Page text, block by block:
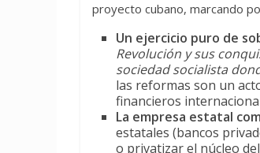
proyecto cubano, marcando
Un ejercicio puro de
Revolución y sus
sociedad socialista
las reformas son un
financieros
La empresa estatal
estatales (bancos
o privatizar el núcleo